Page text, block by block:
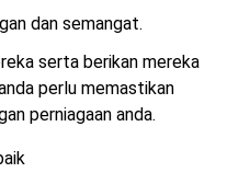
dan semangat.
serta berikan mereka
perlu memastikan
perniagaan anda.